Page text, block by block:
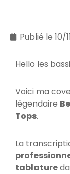
Publié le 10/
Hello les
Voici ma
légendaire
Tops.
La
tablature